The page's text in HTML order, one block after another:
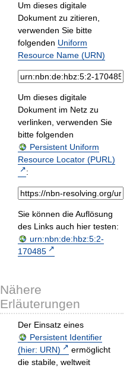
Um dieses digitale
Dokument zu zitieren,
verwenden Sie bitte
folgenden Uniform
Resource Name (URN)
Um dieses digitale
Dokument im Netz zu
verlinken, verwenden Sie
bitte folgenden
Persistent Uniform
Resource Locator (PURL)
:
Sie können die Auflösung
des Links auch hier testen:
urn:nbn:de:hbz:5:2-
170485
Nähere
Erläuterungen
Der Einsatz eines
Persistent Identifier
(hier: URN)
ermöglicht
die stabile, weltweit